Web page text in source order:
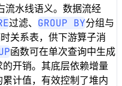
流水线语义。数据流经
过滤、 GROUP BY分组与
关系表，供下游算子消
函数可在单次查询中生成
开销。其底层依赖增量
计值，有效控制了堆内